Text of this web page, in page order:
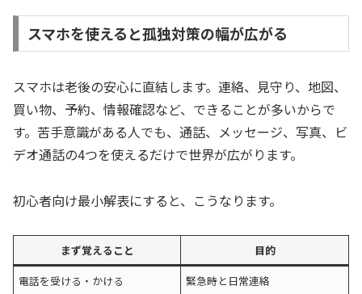
スマホを使えると孤独対策の幅が広がる
スマホは老後の安心に直結します。連絡、見守り、地図、
買い物、予約、情報確認など、できることが多いからで
す。苦手意識がある人でも、通話、メッセージ、写真、ビ
デオ通話の4つを使えるだけで世界が広がります。
初心者向け最小解表にすると、こうなります。
まず覚えること
目的
電話を受ける・かける
緊急時と日常連絡